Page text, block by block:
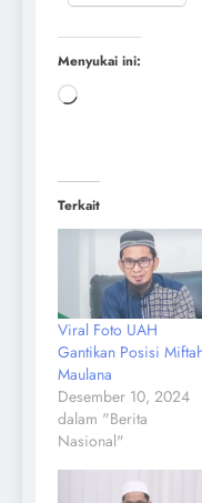
Menyukai ini:
Terkait
Viral Foto UAH
Gantikan Posisi
Maulana
Desember 10, 2024
dalam "Berita
Nasional"